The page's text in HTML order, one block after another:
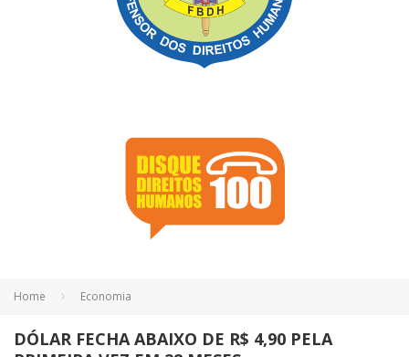
Home Economia
DÓLAR FECHA ABAIXO DE R$ 4,90 PELA